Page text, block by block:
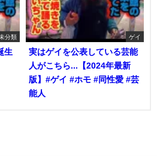
分類
生
ゲイ
実はゲイを公表している芸能
人がこちら...【2024年最新
版】#ゲイ #ホモ #同性愛 #芸
能人